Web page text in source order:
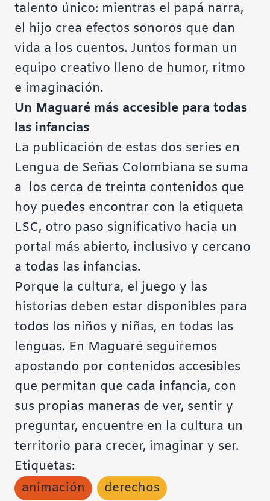
talento único: mientras el papá narra,
el hijo crea efectos sonoros que dan
vida a los cuentos. Juntos forman un
equipo creativo lleno de humor, ritmo
e imaginación.
Un Maguaré más accesible para todas
las infancias
La publicación de estas dos series en
Lengua de Señas Colombiana se suma
a los cerca de treinta contenidos que
hoy puedes encontrar con la etiqueta
LSC, otro paso significativo hacia un
portal más abierto, inclusivo y cercano
a todas las infancias.
Porque la cultura, el juego y las
historias deben estar disponibles para
todos los niños y niñas, en todas las
lenguas. En Maguaré seguiremos
apostando por contenidos accesibles
que permitan que cada infancia, con
sus propias maneras de ver, sentir y
preguntar, encuentre en la cultura un
territorio para crecer, imaginar y ser.
Etiquetas:
animación
derechos